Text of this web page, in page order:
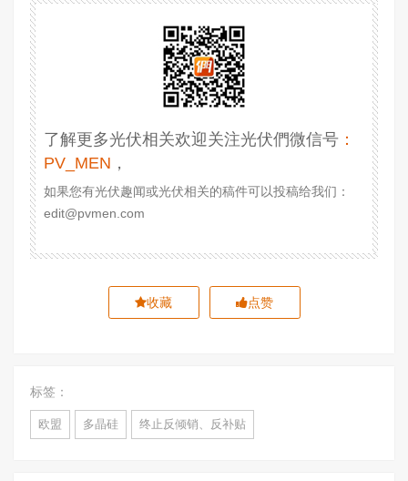
了解更多光伏相关欢迎关注光伏們微信号 ：
PV_MEN ，
如果您有光伏趣闻或光伏相关的稿件可以投稿给我们：
edit@pvmen.com
收藏 点赞
标签：
欧盟 多晶硅 终止反倾销、反补贴